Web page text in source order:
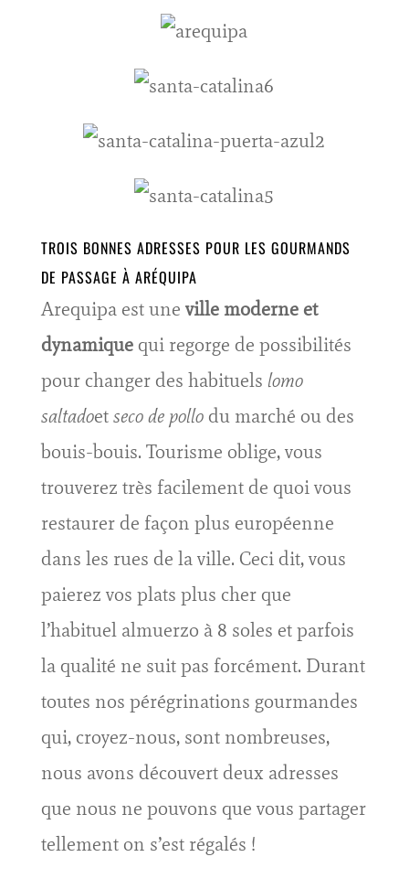
TROIS BONNES ADRESSES POUR LES GOURMANDS
DE PASSAGE À ARÉQUIPA
Arequipa est une ville moderne et
dynamiquequi regorge de possibilités
pour changer des habituels lomo
saltadoetseco de pollodu marché ou des
bouis-bouis. Tourisme oblige, vous
trouverez très facilement de quoi vous
restaurer de façon plus européenne
dans les rues de la ville. Ceci dit, vous
paierez vos plats plus cher que
l’habituel almuerzo à 8 soles et parfois
la qualité ne suit pas forcément. Durant
toutes nos pérégrinations gourmandes
qui, croyez-nous, sont nombreuses,
nous avons découvert deux adresses
que nous ne pouvons que vous partager
tellement on s’est régalés !